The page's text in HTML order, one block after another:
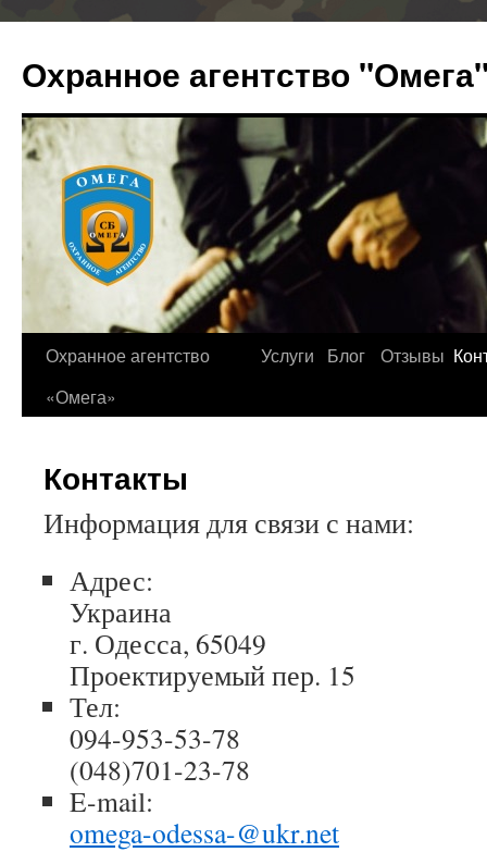
Охранное агентство
Охранное агентство
«Омега»
Услуги Блог Отзывы
Контакты
Информация для связи с нами:
Адрес:
Украина
г. Одесса, 65049
Проектируемый пер. 15
Тел:
094-953-53-78
(048)701-23-78
E-mail:
omega-odessa-@ukr.net